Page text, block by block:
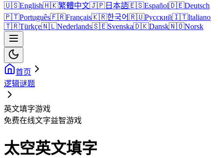
🇺🇸English🇭🇰繁體中文🇯🇵 日本語🇪🇸Español🇩🇪Deutsch
🇵🇹Português🇫🇷Français🇰🇷한국어🇷🇺Русский🇮🇹Italiano
🇹🇷Türkçe🇳🇱Nederlands🇸🇪Svenska🇩🇰Dansk🇳🇴Norsk
首页
逻辑谜题
英文填字游戏
免费在线文字益智游戏
太空英文填字